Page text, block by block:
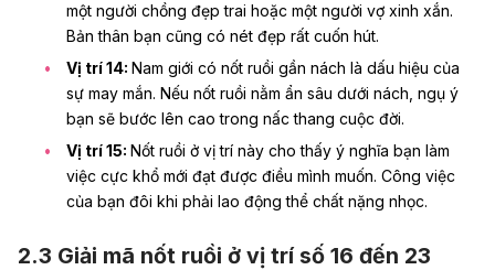
một người chồng đẹp trai hoặc một người vợ xinh xắn.
Bản thân bạn cũng có nét đẹp rất cuốn hút.
Vị trí 14: Nam giới có nốt ruồi gần nách là dấu hiệu của
sự may mắn. Nếu nốt ruồi nằm ẩn sâu dưới nách, ngụ ý
bạn sẽ bước lên cao trong nấc thang cuộc đời.
Vị trí 15: Nốt ruồi ở vị trí này cho thấy ý nghĩa bạn làm
việc cực khổ mới đạt được điều mình muốn. Công việc
của bạn đôi khi phải lao động thể chất nặng nhọc.
2.3 Giải mã nốt ruồi ở vị trí số 16 đến 23